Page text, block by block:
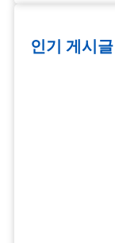
인기 게시글